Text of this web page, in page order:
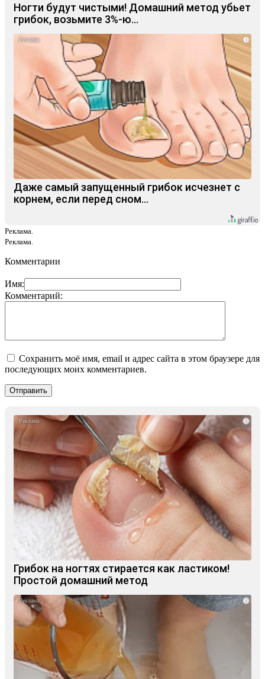
Ногти будут чистыми! Домашний метод убьет
грибок, возьмите 3%-ю…
i
Даже самый запущенный грибок исчезнет с
корнем, если перед сном…
Реклама.
Реклама.
Комментарии
Имя:
Комментарий:
Сохранить моё имя, email и адрес сайта в этом браузере для
последующих моих комментариев.
i
Грибок на ногтях стирается как ластиком!
Простой домашний метод
i